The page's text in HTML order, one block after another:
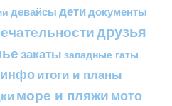
девайсы детидокументы
друзья
закаты западные гаты
инфоитоги и планы
море и пляжимото